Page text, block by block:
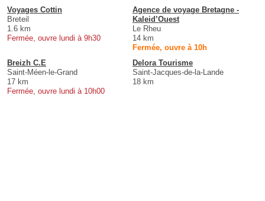
Voyages Cottin
Breteil
1.6 km
Fermée, ouvre lundi à 9h30
Agence de voyage Bretagne -
Kaleid’Ouest
Le Rheu
14 km
Fermée, ouvre à 10h
Breizh C.E
Saint-Méen-le-Grand
17 km
Fermée, ouvre lundi à 10h00
Delora Tourisme
Saint-Jacques-de-la-Lande
18 km